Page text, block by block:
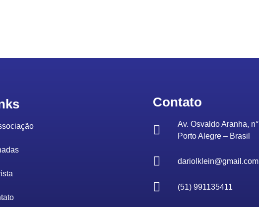
Contato
Av. Osvaldo Aranha,
Porto Alegre – Brasil
dariolklein@gmail.com
(51) 991135411